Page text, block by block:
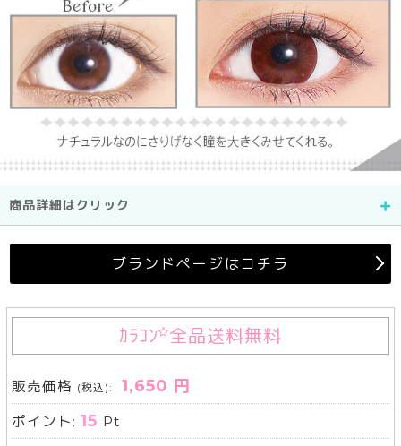
商品詳細はクリック
ブランドページはコチラ
ｶﾗｺﾝ 全品送料無料
販売価格 (税込): 1,650 円
ポイント:15 Pt